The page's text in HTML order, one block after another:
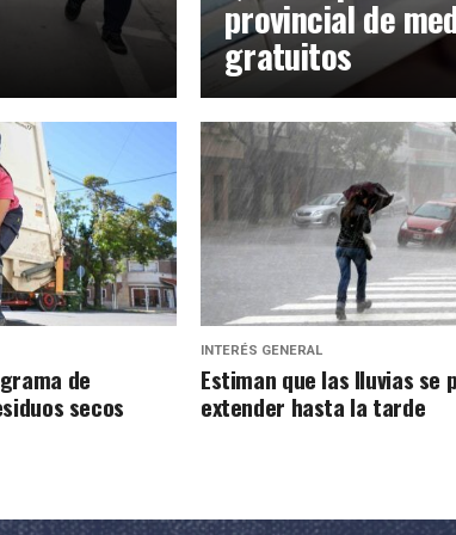
provincial de
gratuitos
de
secos
INTERÉS GENERAL
Estiman que las lluvias se
extender hasta la tarde